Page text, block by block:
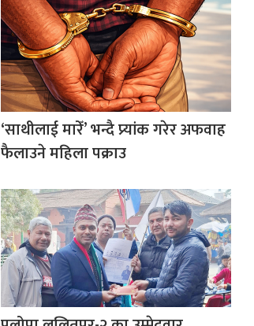
‘साथीलाई मारेँ’ भन्दै प्र्यांक गरेर अफवाह
फैलाउने महिला पक्राउ